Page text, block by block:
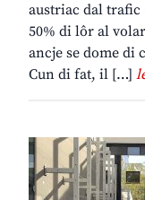
austriac dal trafic
50% di lôr al
ancje se dome di
Cun di fat, il […]